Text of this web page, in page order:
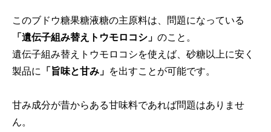
このブドウ糖果糖液糖の主原料は、問題になっている
「遺伝子組み替えトウモロコシ」 のこと。
遺伝子組み替えトウモロコシを使えば、砂糖以上に安く
製品に 「旨味と甘み」 を出すことが可能です。
甘み成分が昔からある甘味料であれば問題はありませ
ん。